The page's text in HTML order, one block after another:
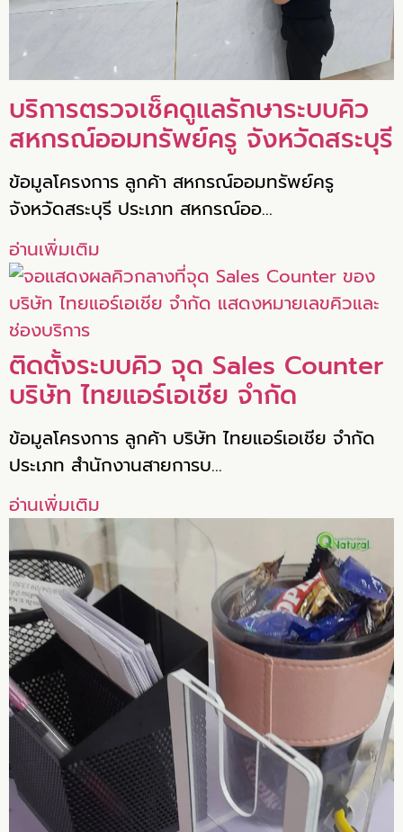
บริการตรวจเช็คดูแลรักษาระบบคิว
สหกรณ์ออมทรัพย์ครู จังหวัดสระบุรี
ข้อมูลโครงการ ลูกค้า สหกรณ์ออมทรัพย์ครู
จังหวัดสระบุรี ประเภท สหกรณ์ออ…
อ่านเพิ่มเติม
ติดตั้งระบบคิว จุด Sales Counter
บริษัท ไทยแอร์เอเชีย จำกัด
ข้อมูลโครงการ ลูกค้า บริษัท ไทยแอร์เอเชีย จำกัด
ประเภท สำนักงานสายการบ…
อ่านเพิ่มเติม